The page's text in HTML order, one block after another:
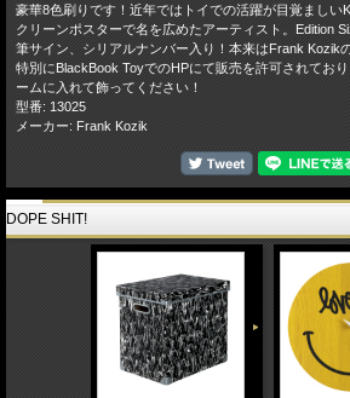
豪華8色刷りです！近年ではトイでの活躍が目覚ましい
クリーンポスターで名を広めたアーティスト。Edition
筆サイン、シリアルナンバー入り！本来はFrank Kozik
特別にBlackBook ToyでのHPにて販売を許可されてお
ームに入れて飾ってください！
型番: 13025
メーカー: Frank Kozik
DOPE SHIT!